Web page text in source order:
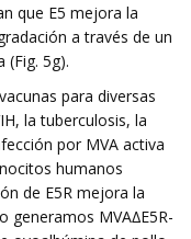
que E5 mejora la
a través de un
5g).
para diversas
la tuberculosis, la
por MVA activa
humanos
de E5R mejora la
generamos MVA∆E5R-